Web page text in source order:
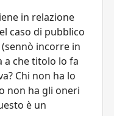
in relazione
caso di pubblico
incorre in
a che titolo lo fa
Chi non ha lo
non ha gli oneri
è un